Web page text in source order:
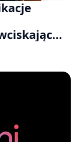
RAM po